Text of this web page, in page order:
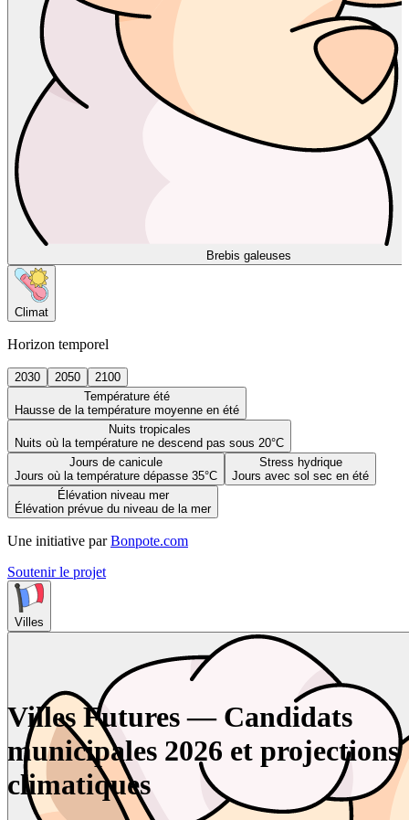
Brebis galeuses
Climat
Horizon temporel
2030 2050
2100
Température été
Hausse de la température moyenne en été
Nuits tropicales
Nuits où la température ne descend pas sous 20°C
Jours de canicule
Jours où la température dépasse 35°C
Stress hydrique
Jours avec sol sec en été
Élévation niveau mer
Élévation prévue du niveau de la mer
Une initiative par Bonpote.com
Soutenir le projet
Villes
Villes Futures — Candidats
municipales 2026 et projections
climatiques